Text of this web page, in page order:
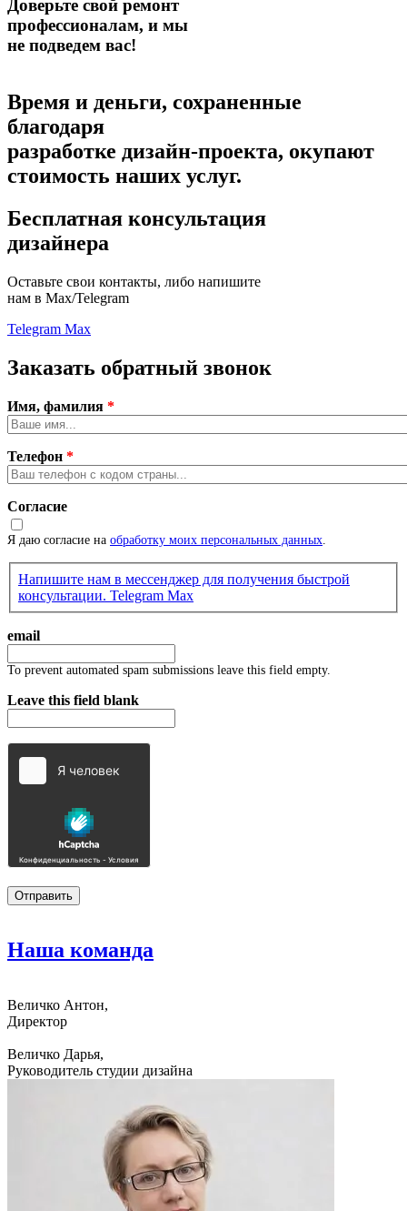
Доверьте свой ремонт
профессионалам, и мы
не подведем вас!
Время и деньги, сохраненные
благодаря
разработке дизайн-проекта, окупают
стоимость наших услуг.
Бесплатная консультация
дизайнера
Оставьте свои контакты, либо напишите
нам в Max/Telegram
Telegram Max
Заказать обратный звонок
Имя, фамилия *
Телефон *
Согласие
Я даю согласие на обработку моих персональных данных
Напишите нам в мессенджер для получения быстрой
консультации. Telegram Max
email
To prevent automated spam submissions leave this field empty.
Leave this field blank
Наша команда
Величко Антон,
Директор
Величко Дарья,
Руководитель студии дизайна